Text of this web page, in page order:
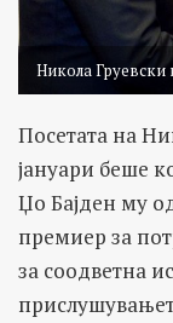
Никола
Посетата на
јануари беше
Џо Бајден му
премиер за
за соодветна